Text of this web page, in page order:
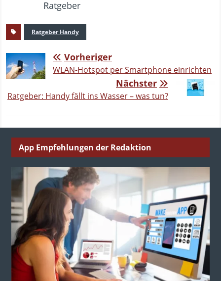
Ratgeber
Ratgeber Handy
Vorheriger
WLAN-Hotspot per Smartphone einrichten
Nächster
Ratgeber: Handy fällt ins Wasser – was tun?
App Empfehlungen der Redaktion